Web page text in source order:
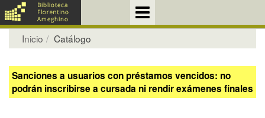
Inicio Catálogo
Sanciones a usuarios con préstamos vencidos: no
podrán inscribirse a cursada ni rendir exámenes finales